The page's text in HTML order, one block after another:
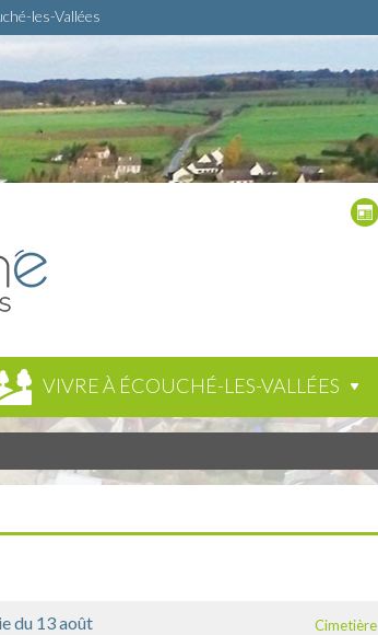
les-Vallées
VIVRE À ÉCOUCHÉ-LES-VALLÉES
Cimetière
du 13 août